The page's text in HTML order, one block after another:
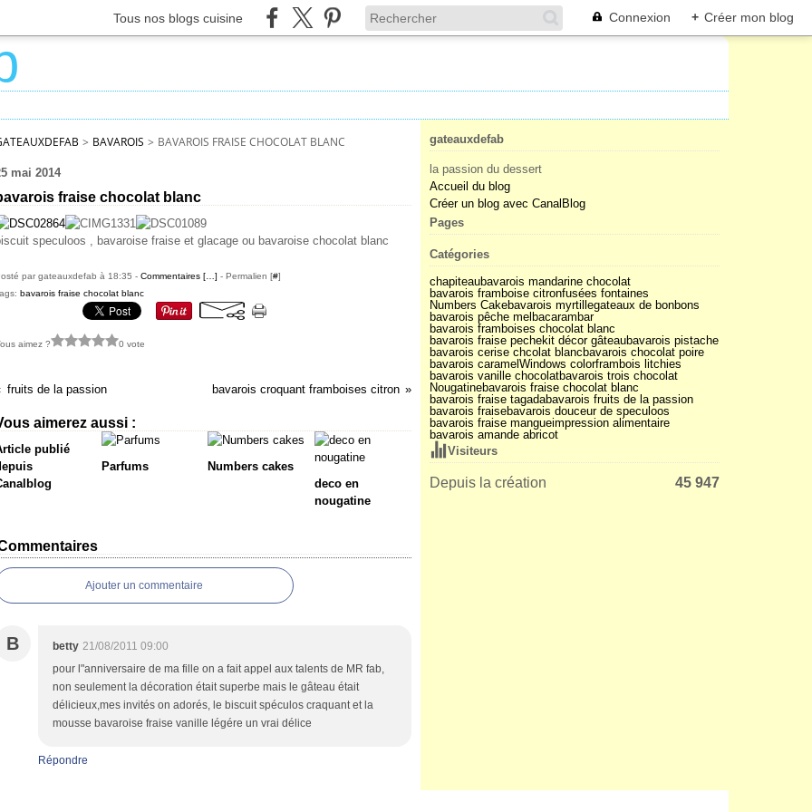
Tous nos blogs cuisine Connexion + Créer mon blog
> BAVAROIS > BAVAROIS FRAISE CHOCOLAT BLANC
mai 2014
fraise chocolat blanc
speculoos , bavaroise fraise et glacage ou bavaroise chocolat blanc
par gateauxdefab à 18:35 - Commentaires [ ] - Permalien [#]
bavarois fraise chocolat blanc
aimez ? 0 vote
fruits de la passion bavarois croquant framboises citron
aimerez aussi :
publié
Parfums
Numbers cakes
deco en
nougatine
Ajouter un commentaire
B betty 21/08/2011 09:00
pour l"anniversaire de ma fille on a fait appel aux talents de MR fab,
non seulement la décoration était superbe mais le gâteau était
délicieux,mes invités on adorés, le biscuit spéculos craquant et la
mousse bavaroise fraise vanille légére un vrai délice
Répondre
gateauxdefab
la passion du dessert
Accueil du blog
Créer un blog avec CanalBlog
Pages
Catégories
chapiteaubavarois mandarine chocolat
bavarois framboise citronfusées fontaines
Numbers Cakebavarois myrtillegateaux de bonbons
bavarois pêche melbacarambar
bavarois framboises chocolat blanc
bavarois fraise pechekit décor gâteaubavarois pistache
bavarois cerise chcolat blanc bavarois chocolat poire
bavarois caramel Windows colorframbois litchies
bavarois vanille chocolatbavarois trois chocolat
Nougatinebavarois fraise chocolat blanc
bavarois fraise tagadabavarois fruits de la passion
bavarois fraisebavarois douceur de speculoos
bavarois fraise mangueimpression alimentaire
bavarois amande abricot
Visiteurs
Depuis la création 45 947